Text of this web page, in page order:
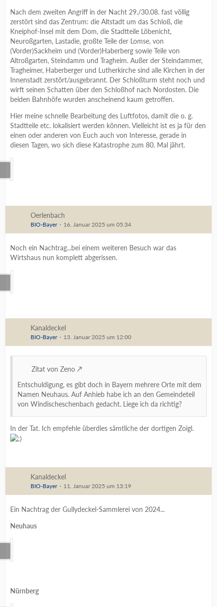
Nach dem zweiten Angriff in der Nacht 29./30.08. fast völlig
zerstört sind das Zentrum: die Altstadt um das Schloß, die
Kneiphof-Insel mit dem Dom, die Stadtteile Löbenicht,
Neuroßgarten, Lastadie, großte Teile der Lomse, von
(Vorder)Sackheim und (Vorder)Haberberg sowie Teile von
Altroßgarten, Steindamm und Tragheim. Außer der Steindammer,
Tragheimer, Haberberger und Lutherkirche sind alle Kirchen in der
Innenstadt zerstört/ausgebrannt. Der Schloßturm steht noch und
wirft seinen Schatten über den Schloßhof nach Nordosten. Die
beiden Bahnhöfe wurden anscheinend kaum getroffen.
Hier meine schnelle Bearbeitung des Luftfotos, damit die o. g.
Stadtteile etc. lokalisiert werden können. Vielleicht ist es ja für den
einen oder anderen von Euch auch von Interesse, gerade in
diesen Tagen, wo sich diese Katastrophe zum 80. Mal jährt.
Oerlenbach
BIO-Bayer 16. Januar 2025 um 05:34
Noch ein Nachtrag...bei einem weiteren Besuch war das
Wirtshaus nun komplett abgerissen.
Kanaldeckel
BIO-Bayer 13. Januar 2025 um 12:00
Zitat von Zeno
Entschuldigung, es gibt doch in Bayern mehrere Orte mit dem
Namen Neuhaus. Auf Anhieb habe ich an den Gemeindeteil
von Windischeschenbach gedacht. Liege ich da richtig?
In der Tat. Ich empfehle überdies sämtliche der dortigen Zoigl.
Kanaldeckel
BIO-Bayer 11. Januar 2025 um 13:19
Ein Nachtrag der Gullydeckel-Sammlerei von 2024...
Neuhaus
Nürnberg